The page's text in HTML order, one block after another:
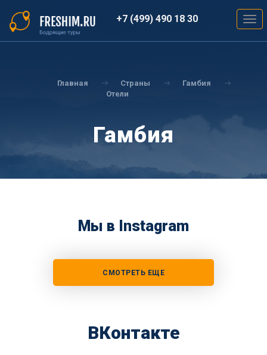
основному
содержанию
+7 (499) 490 18 30
Главная Страны
Гамбия
Отели
Гамбия
Мы в Instagram
СМОТРЕТЬ ЕЩЕ
ВКонтакте